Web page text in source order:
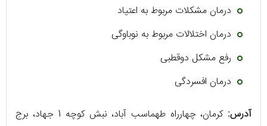
درمان مشکلات مربوط به اعتیاد
درمان اختلالات مربوط به نوباوگی
رفع مشکل دوقطبی
درمان افسردگی
آدرس:
کرمان، چهارراه طهماسب آباد، نبش کوچه 1 جهاد، برج